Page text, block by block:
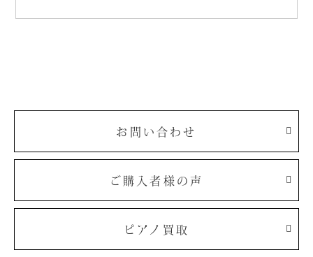
お問い合わせ
ご購入者様の声
ピアノ買取